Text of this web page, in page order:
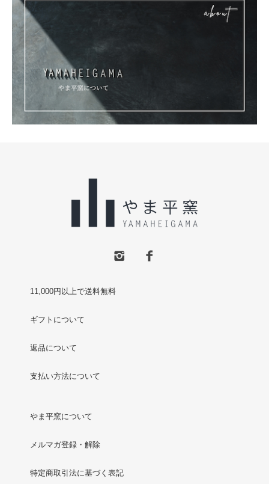
11,000円以上で送料無料
ギフトについて
返品について
支払い方法について
やま平窯について
メルマガ登録・解除
特定商取引法に基づく表記